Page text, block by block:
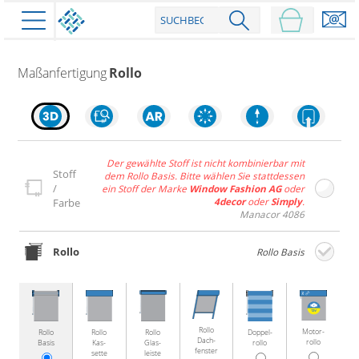
PRODUKTE
schließen
Plissee
Faltstores in Standardgrößen
Wabenplissees
Sonnenschutzplissees
Outdoor-Plissees
gemusterte Plissees
Rollos nach Maß
Thermo Rollo
Doppelrollo
Klemmrollo
Dachfenster Rollo
Raffrollo
Raffrollo Maß
Faltrollo / Raffgardinen
Flächenvorhang
Flächenvorhang nach Maß
Scheibengardinen
MaßanfertigungRollo
Stoff
/
Farbe
Der gewählte Stoff ist nicht kombinierbar mit
dem Rollo Basis. Bitte wählen Sie stattdessen
ein Stoff der Marke Window Fashion AGoder
4decoroderSimply.
Manacor 4086
Rollo Rollo Basis
Rollo
Basis
Rollo
Kas­
sette
Rollo
Glas­
leiste
Rollo
Dach­
fenster
Doppel­
rollo
Motor­
rollo